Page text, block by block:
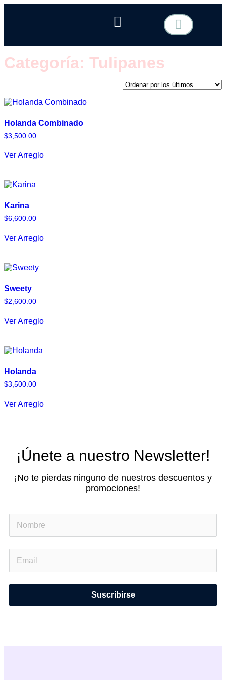
Categoría: Tulipanes
Holanda Combinado
$3,500.00
Ver Arreglo
Karina
$6,600.00
Ver Arreglo
Sweety
$2,600.00
Ver Arreglo
Holanda
$3,500.00
Ver Arreglo
¡Únete a nuestro Newsletter!
¡No te pierdas ninguno de nuestros descuentos y
promociones!
Suscribirse